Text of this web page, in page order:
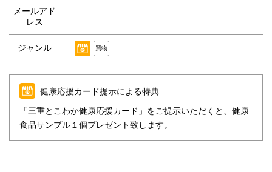
メールアド
レス
ジャンル 買物
健康応援カード提示による特典
「三重とこわか健康応援カード」をご提示いただくと、健康
食品サンプル１個プレゼント致します。